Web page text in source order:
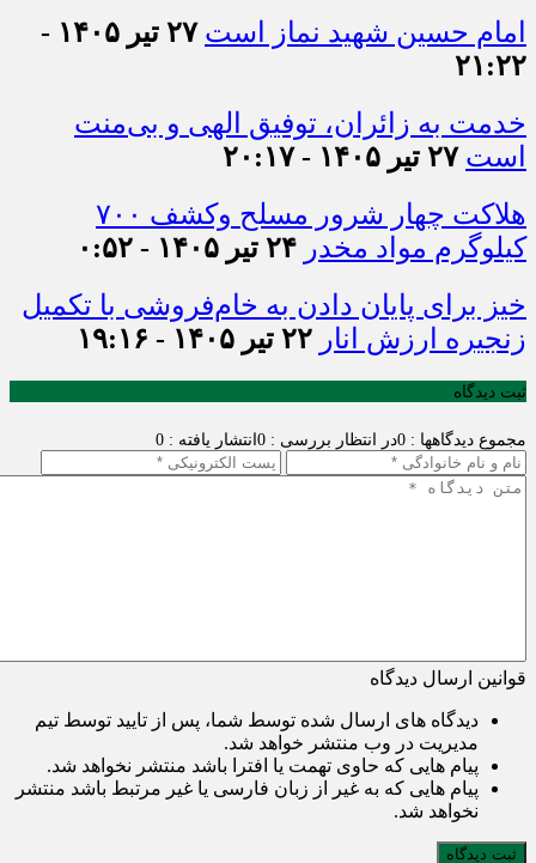
امام حسین شهید نماز است
۲۷ تیر ۱۴۰۵ -
۲۱:۲۲
خدمت به زائران، توفیق الهی و بی‌منت
است ۲۷ تیر ۱۴۰۵ - ۲۰:۱۷
هلاکت چهار شرور مسلح وکشف ۷۰۰
کیلوگرم مواد مخدر ۲۴ تیر ۱۴۰۵ - ۰:۵۲
خیز برای پایان دادن به خام‌فروشی با تکمیل
زنجیره ارزش انار ۲۲ تیر ۱۴۰۵ - ۱۹:۱۶
ثبت دیدگاه
مجموع دیدگاهها : 0 در انتظار بررسی : 0 انتشار یافته : 0
قوانین ارسال دیدگاه
دیدگاه های ارسال شده توسط شما، پس از تایید توسط تیم
مدیریت در وب منتشر خواهد شد.
پیام هایی که حاوی تهمت یا افترا باشد منتشر نخواهد شد.
پیام هایی که به غیر از زبان فارسی یا غیر مرتبط باشد منتشر
نخواهد شد.
ثبت دیدگاه